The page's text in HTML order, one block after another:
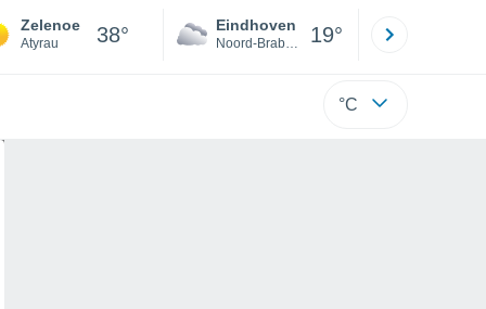
Zelenoe
Atyrau 38° Eindhoven
Noord-Brabant 19°
°C